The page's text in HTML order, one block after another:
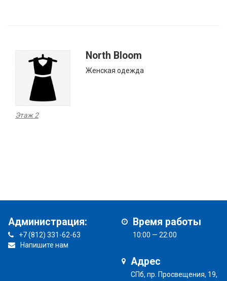
North Bloom
Женская одежда
Этаж 2
Администрация:
+7 (812) 331-62-63
Напишите нам
Время работы
10:00 — 22:00
Адрес
СПб, пр. Просвещения, 19,